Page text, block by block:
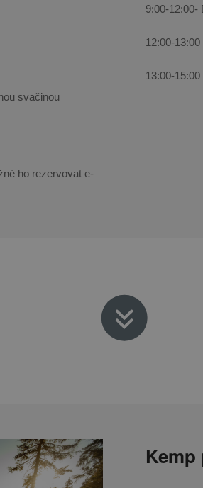
svačinou
ho rezervovat e-
9:00-12:00-
12:00-
13:00-
Kemp